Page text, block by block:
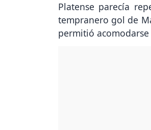
Platense parecía
tempranero gol de
permitió